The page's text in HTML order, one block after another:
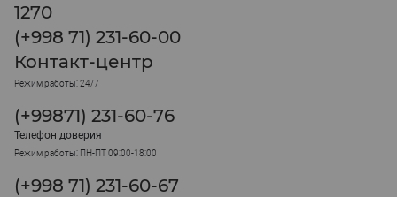
1270
(+998 71) 231-60-00
Контакт-центр
Режим работы: 24/7
(+99871) 231-60-76
Телефон доверия
Режим работы: ПН-ПТ 09:00-18:00
(+998 71) 231-60-67